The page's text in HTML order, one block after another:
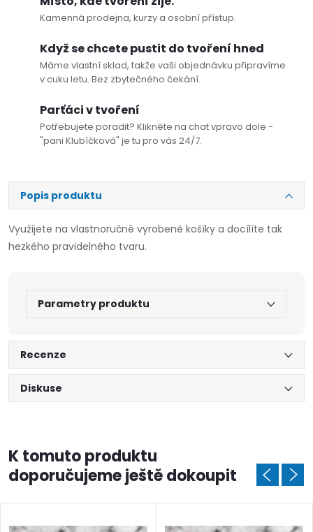
Kamenná prodejna, kurzy a osobní přístup.
Když se chcete pustit do tvoření hned
Máme vlastní sklad, takže vaši objednávku připravíme
v cuku letu. Bez zbytečného čekání.
Parťáci v tvoření
Potřebujete poradit? Klikněte na chat vpravo dole -
"pani Klubíčková" je tu pro vás 24/7.
Popis produktu
Využijete na vlastnoručně vyrobené košíky a docílíte tak
hezkého pravidelného tvaru.
Parametry produktu
Recenze
Diskuse
K tomuto produktu
doporučujeme ještě dokoupit